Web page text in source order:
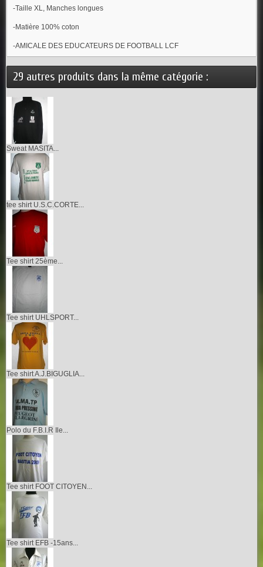
-Taille XL, Manches longues
-Matière 100% coton
-AMICALE DES EDUCATEURS DE FOOTBALL LCF
29 autres produits dans la même catégorie :
Sweat MASITA...
tee shirt U.S.C.CORTE...
Tee shirt 25ème...
Tee shirt UHLSPORT...
Tee shirt A.J.BIGUGLIA...
Polo du F.B.I.R Ile...
Tee shirt FOOT CITOYEN...
Tee shirt EFB -15ans...